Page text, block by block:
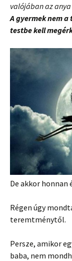
valójában az
A gyermek nem
testbe kell
De akkor honnan
Régen úgy
teremtménytől.
Persze, amikor
baba, nem